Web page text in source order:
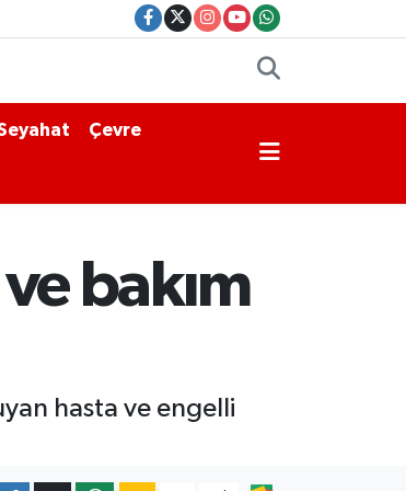
Çevre
bakım
hasta ve engelli